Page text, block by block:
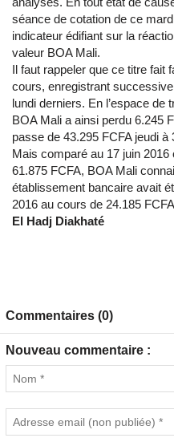
séance de cotation de ce
indicateur édifiant sur la
valeur BOA Mali.
Il faut rappeler que ce titre fait
cours, enregistrant
lundi derniers. En l’espace de
BOA Mali a ainsi perdu 6.245
passe de 43.295 FCFA jeudi à
Mais comparé au 17 juin
61.875 FCFA, BOA Mali
établissement bancaire avait
2016 au cours de 24.185
El Hadj Diakhaté
Commentaires (0)
Nouveau commentaire :